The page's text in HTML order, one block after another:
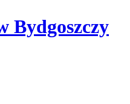
Bydgoszczy